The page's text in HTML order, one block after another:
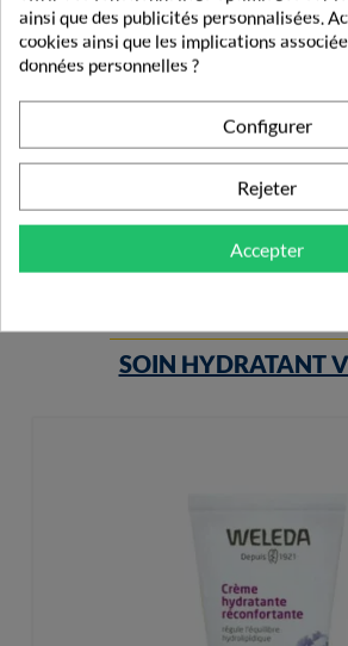
Garancia [Que Mes Rougeurs
36,99 €
SOIN HYDRATANT
ainsi que des publicités personnalisées.
cookies ainsi que les implications
données personnelles ?
Configurer
Rejeter
Accepter